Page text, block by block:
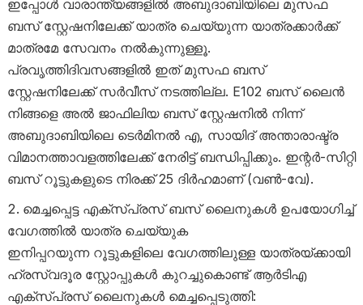
ഇപ്പോൾ വാരാന്ത്യങ്ങളിൽ അബുദാബിയിലെ മുസഫ
ബസ് സ്റ്റേഷനിലേക്ക് യാത്ര ചെയ്യുന്ന യാത്രക്കാർക്ക്
മാത്രമേ സേവനം നൽകുന്നുള്ളൂ.
പ്രവൃത്തിദിവസങ്ങളിൽ ഇത് മുസഫ ബസ്
സ്റ്റേഷനിലേക്ക് സർവീസ് നടത്തില്ല. E102 ബസ് ലൈൻ
നിങ്ങളെ അൽ ജാഫിലിയ ബസ് സ്റ്റേഷനിൽ നിന്ന്
അബുദാബിയിലെ ടെർമിനൽ എ, സായിദ് അന്താരാഷ്ട്ര
വിമാനത്താവളത്തിലേക്ക് നേരിട്ട് ബന്ധിപ്പിക്കും. ഇ​ന്റർ-സിറ്റി
ബസ് റൂട്ടുകളുടെ നിരക്ക് 25 ദിർഹമാണ് (വൺ-വേ).
മെച്ചപ്പെട്ട എക്സ്പ്രസ് ബസ് ലൈനുകൾ ഉപയോഗിച്ച്
വേഗത്തിൽ യാത്ര ചെയ്യുക
ഇനിപ്പറയുന്ന റൂട്ടുകളിലെ വേഗത്തിലുള്ള യാത്രയ്ക്കായി
ഹ്രസ്വദൂര സ്റ്റോപ്പുകൾ കുറച്ചുകൊണ്ട് ആർടിഎ
എക്സ്പ്രസ് ലൈനുകൾ മെച്ചപ്പെടുത്തി: